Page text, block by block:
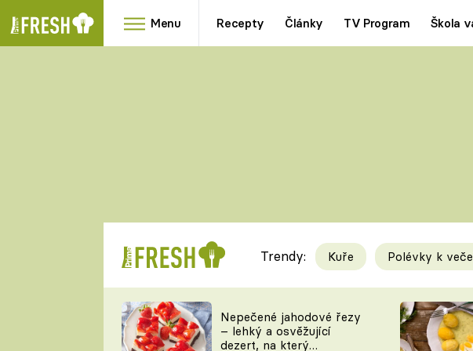
Menu Recepty Články TV Program Škola
RYCHLOVKY
Videorecepty
TEĎ VAŘÍ ŠÉF!
KAM
Trendy: Kuře Polévky k
Nepečené jahodové řezy
– lehký a osvěžující
dezert, na který